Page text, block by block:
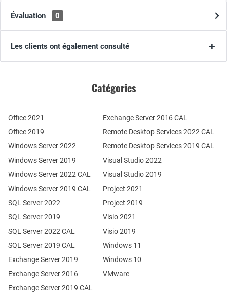
Évaluation 0
Les clients ont également consulté
Catégories
Office 2021
Office 2019
Windows Server 2022
Windows Server 2019
Exchange Server 2019
Exchange Server 2016
SQL Server 2022
SQL Server 2019
Windows Server 2022 CAL
Windows Server 2019 CAL
SQL Server 2022 CAL
SQL Server 2019 CAL
Remote Desktop Services 2022 CAL
Remote Desktop Services 2019 CAL
Exchange Server 2019 CAL
Exchange Server 2016 CAL
Visual Studio 2022
Visual Studio 2019
Project 2021
Project 2019
Visio 2021
Visio 2019
Windows 11
Windows 10
VMware